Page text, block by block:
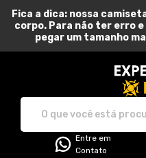
Fica a dica: nossa
corpo. Para não ter erro
pegar um tamanho
Entre em
Contato